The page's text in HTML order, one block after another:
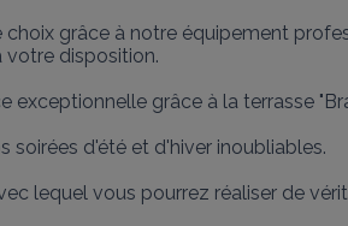
grâce à notre équipement
disposition.
grâce à la terrasse
soirées d'été et d'hiver inoubliables.
lequel vous pourrez réaliser de